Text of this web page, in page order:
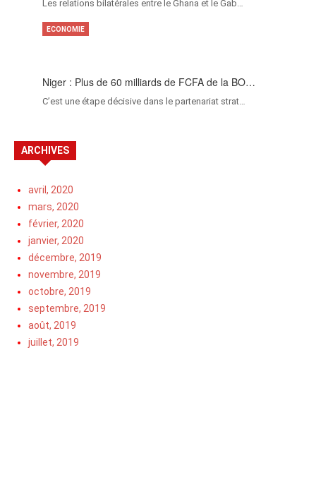
Les relations bilatérales entre le Ghana et le Gab…
Niger : Plus de 60 milliards de FCFA de la BO…
C’est une étape décisive dans le partenariat strat…
ECONOMIE
ARCHIVES
avril, 2020
mars, 2020
février, 2020
janvier, 2020
décembre, 2019
novembre, 2019
octobre, 2019
septembre, 2019
août, 2019
juillet, 2019